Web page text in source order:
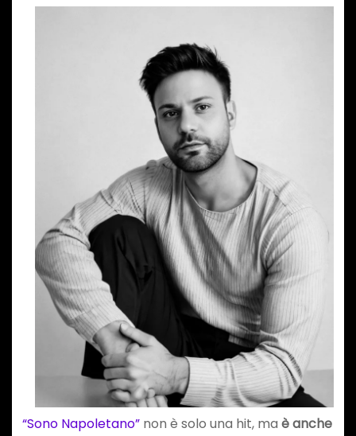
“Sono Napoletano”non è solo una hit, ma è anche